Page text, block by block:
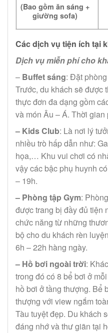
(Bao gồm ăn sáng +
giường sofa)
Các dịch vụ tiện ích tại
Dịch vụ miễn phí cho
– Buffet sáng: Đặt
Trước, du khách sẽ được
thực đơn đa dạng gồm
và món Âu – Á. Thời
– Kids Club: Là nơi lý
nhiều trò hấp dẫn như:
họa,… Khu vui chơi có
vậy các bậc phụ huynh
– 19h.
– Phòng tập Gym:
được trang bị đầy đủ tiện
chức năng từ những
bộ cho du khách rèn
6h – 22h hàng ngày.
– Hồ bơi ngoài trời:
trong đó có 8 bể bơi ở
hồ bơi ở tầng thượng. Bể
thượng với view ngắm
Tàu tuyệt đẹp. Du khách
đáng nhớ và thư giãn tại